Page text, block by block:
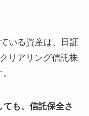
いる資産は、日証
リアリング信託株
も、信託保全さ